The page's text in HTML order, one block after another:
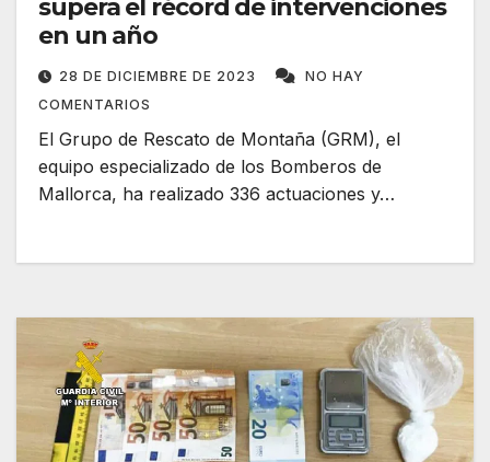
supera el récord de intervenciones
en un año
28 DE DICIEMBRE DE 2023
NO HAY
COMENTARIOS
El Grupo de Rescato de Montaña (GRM), el
equipo especializado de los Bomberos de
Mallorca, ha realizado 336 actuaciones y…